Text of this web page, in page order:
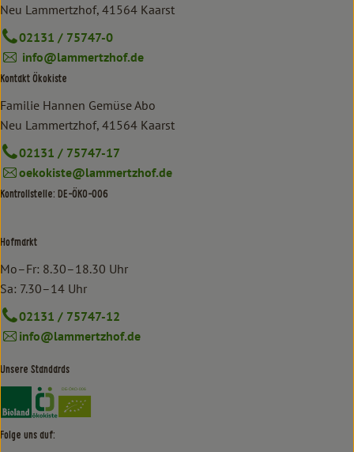
Neu Lammertzhof, 41564 Kaarst
02131 / 75747-0
info@lammertzhof.de
Kontakt Ökokiste
Familie Hannen Gemüse Abo
Neu Lammertzhof, 41564 Kaarst
02131 / 75747-17
oekokiste@lammertzhof.de
Kontrollstelle: DE-ÖKO-006
Hofmarkt
Mo–Fr: 8.30–18.30 Uhr
Sa: 7.30–14 Uhr
02131 / 75747-12
info@lammertzhof.de
Unsere Standards
Externer Link zu https://www.bioland.de/verbraucher
Externer Link zu https://www.oekokiste.de/
Folge uns auf: